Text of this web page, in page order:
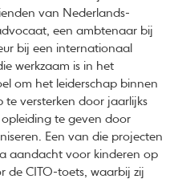
van Nederlands-
een ambtenaar bij
bij een internationaal
werkzaam is in het
om het leiderschap binnen
te versterken door jaarlijks
te geven door
Een van die projecten
aandacht voor kinderen op
de CITO-toets, waarbij zij